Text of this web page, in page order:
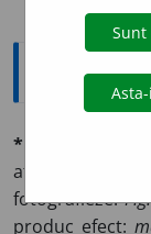
*pozéz
atitudine ca
fotografieze.
produc efect: